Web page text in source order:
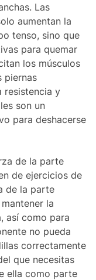
Las
aumentan la
tenso, sino que
para quemar
los músculos
piernas
resistencia y
son un
para deshacerse
de la parte
de ejercicios de
de la parte
la
así como para
no pueda
correctamente
que necesitas
ella como parte